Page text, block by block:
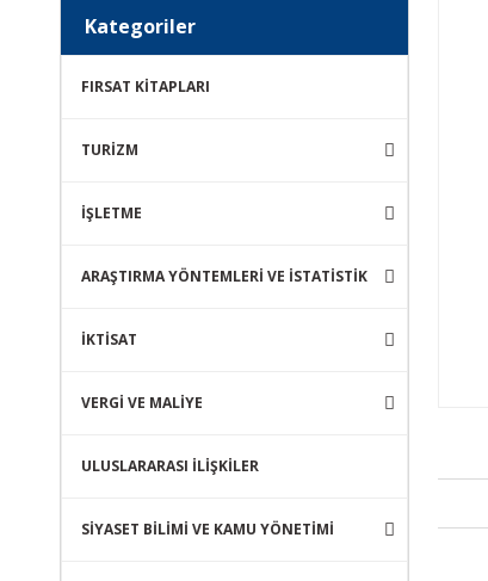
Kategoriler
FIRSAT KİTAPLARI
TURİZM
İŞLETME
ARAŞTIRMA YÖNTEMLERİ VE İSTATİSTİK
İKTİSAT
VERGİ VE MALİYE
ULUSLARARASI İLİŞKİLER
SİYASET BİLİMİ VE KAMU YÖNETİMİ